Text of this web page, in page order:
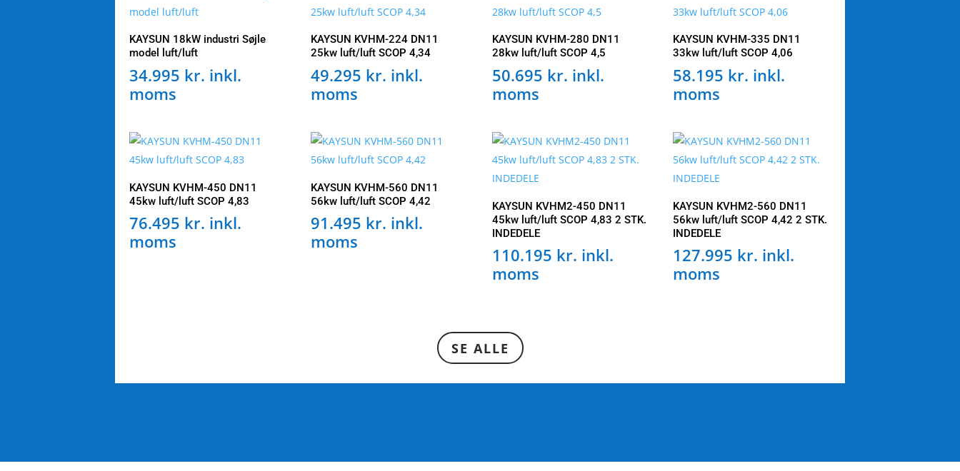
KAYSUN 18kW industri Søjle
model luft/luft
34.995 kr. inkl.
moms
KAYSUN KVHM-224 DN11
25kw luft/luft SCOP 4,34
49.295 kr. inkl.
moms
KAYSUN KVHM-280 DN11
28kw luft/luft SCOP 4,5
50.695 kr. inkl.
moms
KAYSUN KVHM-335 DN11
33kw luft/luft SCOP 4,06
58.195 kr. inkl.
moms
KAYSUN KVHM-450 DN11
45kw luft/luft SCOP 4,83
76.495 kr. inkl.
moms
KAYSUN KVHM-560 DN11
56kw luft/luft SCOP 4,42
91.495 kr. inkl.
moms
KAYSUN KVHM2-450 DN11
45kw luft/luft SCOP 4,83 2 STK.
INDEDELE
110.195 kr. inkl.
moms
KAYSUN KVHM2-560 DN11
56kw luft/luft SCOP 4,42 2 STK.
INDEDELE
127.995 kr. inkl.
moms
SE ALLE